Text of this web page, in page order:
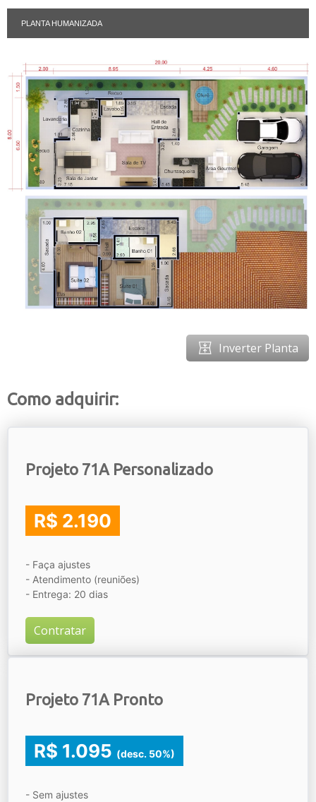
PLANTA HUMANIZADA
Inverter Planta
Como adquirir:
Projeto 71A Personalizado
R$ 2.190
- Faça ajustes
- Atendimento (reuniões)
- Entrega: 20 dias
Contratar
Projeto 71A Pronto
R$ 1.095 (desc. 50%)
- Sem ajustes